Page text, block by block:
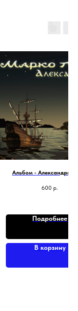
Альбом - Александрия
600 р.
Подробнее
В корзину